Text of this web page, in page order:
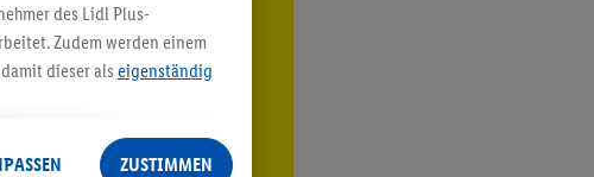
des Lidl Plus-
Zudem werden einem
dieser als eigenständig
der Lidl-Dienste, Ihr
ZUSTIMMEN